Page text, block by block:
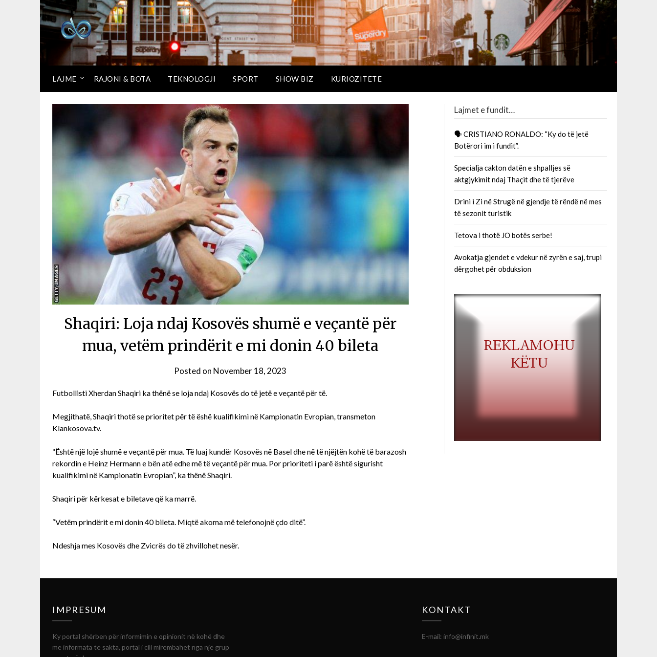
LAJME RAJONI & BOTA TEKNOLOGJI SPORT SHOW BIZ KURIOZITETE
Shaqiri: Loja ndaj Kosovës shumë e veçantë për
mua, vetëm prindërit e mi donin 40 bileta
Posted on November 18, 2023
Futbollisti Xherdan Shaqiri ka thënë se loja ndaj Kosovës do të jetë e veçantë për të.
Megjithatë, Shaqiri thotë se prioritet për të ëshë kualifikimi në Kampionatin Evropian, transmeton
Klankosova.tv.
“Është një lojë shumë e veçantë për mua. Të luaj kundër Kosovës në Basel dhe në të njëjtën kohë të barazosh
rekordin e Heinz Hermann e bën atë edhe më të veçantë për mua. Por prioriteti i parë është sigurisht
kualifikimi në Kampionatin Evropian”, ka thënë Shaqiri.
Shaqiri për kërkesat e biletave që ka marrë.
“Vetëm prindërit e mi donin 40 bileta. Miqtë akoma më telefonojnë çdo ditë”.
Ndeshja mes Kosovës dhe Zvicrës do të zhvillohet nesër.
Lajmet e fundit…
🗣 CRISTIANO RONALDO: “Ky do të jetë
Botërori im i fundit”.
Specialja cakton datën e shpalljes së
aktgjykimit ndaj Thaçit dhe të tjerëve
Drini i Zi në Strugë në gjendje të rëndë në mes
të sezonit turistik
Tetova i thotë JO botës serbe!
Avokatja gjendet e vdekur në zyrën e saj, trupi
dërgohet për obduksion
IMPRESUM
Ky portal shërben për informimin e opinionit në kohë dhe
me informata të sakta, portal i cili mirëmbahet nga një grup
KONTAKT
E-mail: info@infinit.mk